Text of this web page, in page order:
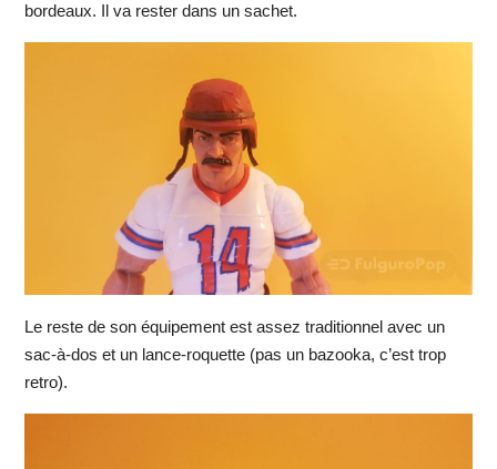
bordeaux. Il va rester dans un sachet.
Le reste de son équipement est assez traditionnel avec un
sac-à-dos et un lance-roquette (pas un bazooka, c’est trop
retro).